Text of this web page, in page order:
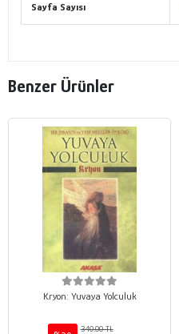
Sayfa Sayısı
Benzer Ürünler
Kryon: Yuvaya Yolculuk
340,00 TL